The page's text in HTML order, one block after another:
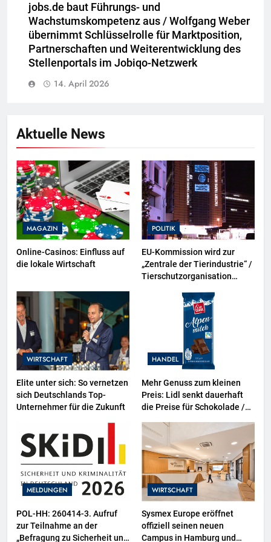
jobs.de baut Führungs- und
Wachstumskompetenz aus / Wolfgang Weber
übernimmt Schlüsselrolle für Marktposition,
Partnerschaften und Weiterentwicklung des
Stellenportals im Jobiqo-Netzwerk
14. April 2026
Aktuelle News
MAGAZIN
Online-Casinos: Einfluss auf
die lokale Wirtschaft
POLITIK
EU-Kommission wird zur
„Zentrale der Tierindustrie“ /
Tierschutzorganisation
Projektion in Brüssel die
Nähe der EU-Kommission zur
Tierindustrie an
WIRTSCHAFT
Elite unter sich: So vernetzen
sich Deutschlands Top-
Unternehmer für die Zukunft
HANDEL
Mehr Genuss zum kleinen
Preis: Lidl senkt dauerhaft
die Preise für Schokolade /
bis zu 13 Prozent günstiger
MELDUNGEN
POL-HH: 260414-3. Aufruf
zur Teilnahme an der
„Befragung zu Sicherheit und
WIRTSCHAFT
Sysmex Europe eröffnet
offiziell seinen neuen
Campus in Hamburg und